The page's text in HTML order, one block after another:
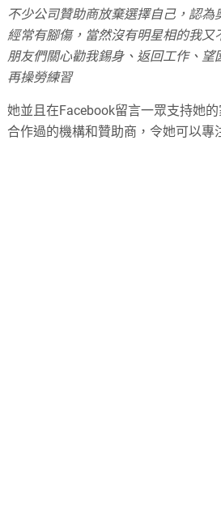
不少公司贊助商放棄選擇自己，認為
經常有腳傷，當然沒有明星相的我又
朋友們關心勸我錫身、返回工作、望
再操勞練習
她並且在Facebook留言一眾支持她
合作過的機構和贊助商，令她可以專